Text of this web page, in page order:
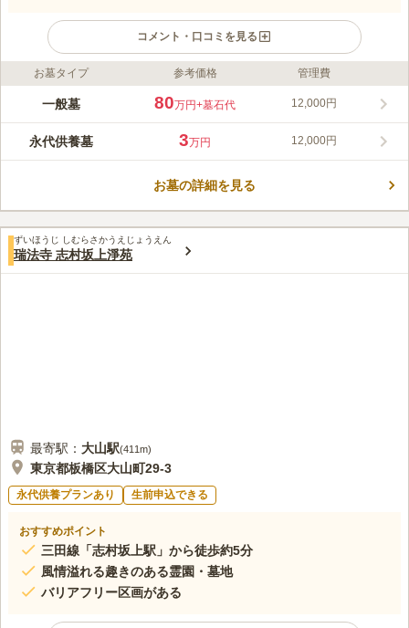
コメント・口コミを見る
ライフドット編集部のコメント
傳久寺は、真宗大谷派の寺院墓地です。寛永5年（1628年）に成
した。昔ながらの土壌にある墓地で平坦な作りとなっているた
め、車いすでのお参りも可能です。過去の宗旨・宗派は問われま
この霊園はまだ誰からも評価されていません。
お墓タイプ 参考価格 管理費
一般墓 80万円+墓石代 12,000円
永代供養墓 3万円 12,000円
お墓の詳細を見る
ずいほうじ しむらさかうえじょうえん
瑞法寺 志村坂上淨苑
最寄駅： 大山駅(411m)
東京都板橋区大山町29-3
永代供養プランあり 生前申込できる
おすすめポイント
三田線「志村坂上駅」から徒歩約5分
風情溢れる趣きのある霊園・墓地
バリアフリー区画がある